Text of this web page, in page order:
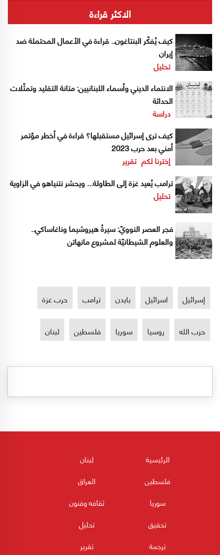
الاكثر قراءة
كيف يُفكّر البنتاغون.. قراءة في الأعمال المحتملة ضد
إيران
تحليل
الانتماء الديني وأسماء اللبنانيين: متانة التقليد وتمثّلات
الحداثة
دراسة
كيف ترى إسرائيل مستقبلها؟ قراءة في أخطر مؤتمر
أمني بعد حرب 2023
إخترنا لكم تقرير
ترامب يُعيد غزة إلى الطاولة... ويحشر نتنياهو في الزاوية
تحليل
فجر العصر النوويّ: سيرةُ هيروشيما وناغاساكي..
والعلوم الشيطانيّة لمشروع مانهاتن
إسرائيل اسرائيل بايدن ترامب حرب غزة
حزب الله روسيا سوريا فلسطين لبنان
الرئيسية
لبنان
فلسطين
العراق
سوريا
ثقافه وفنون
تحقيق
تحليل
ترجمة
تقرير